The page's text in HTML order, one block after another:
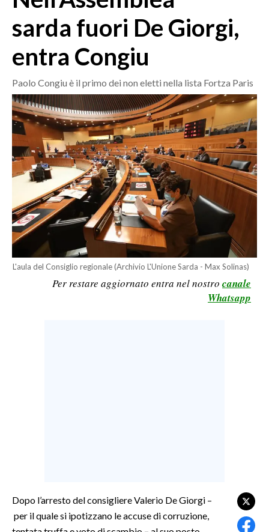
MEDIO CAMPIDANO
ORISTANO E PROVINCIA
GALLURA
OGLIASTRA
AGENDA
CRONACA
ITALIA
MONDO
POLITICA
ECONOMIA
SERVIZI ALLE IMPRESE
ALTRI SPORT
sarda fuori De Giorgi,
entra Congiu
Paolo Congiu è il primo dei non eletti nella lista Fortza Paris
L'aula del Consiglio regionale (Archivio L'Unione Sarda - Max Solinas)
Per restare aggiornato entra nel nostro canale
Whatsapp
Dopo l’arresto del consigliere Valerio De Giorgi –
per il quale si ipotizzano le accuse di corruzione,